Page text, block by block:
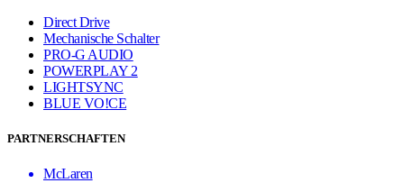
Direct Drive
Mechanische Schalter
PRO-G AUDIO
POWERPLAY 2
LIGHTSYNC
BLUE VO!CE
PARTNERSCHAFTEN
McLaren